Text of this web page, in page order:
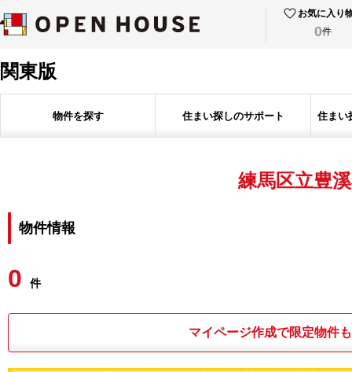
お気に入り
0件
関東版
物件を探す 住まい探しのサポート 住まい
練馬区立豊
物件情報
0 件
マイページ作成で限定物件